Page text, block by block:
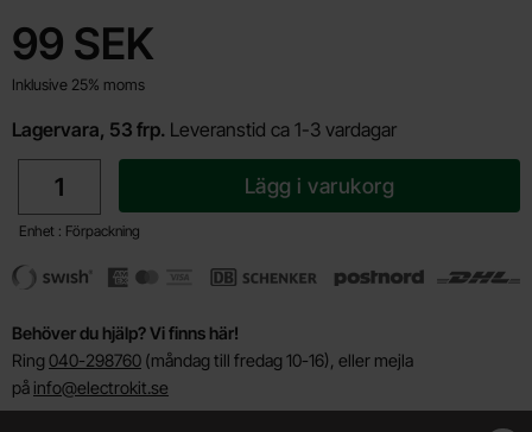
pris
99 SEK
Inklusive 25% moms
Lagervara, 53 frp. Leveranstid ca 1-3 vardagar
Enhet : Förpackning
Lägg i varukorg
Behöver du hjälp? Vi finns här!
Ring 040-298760 (måndag till fredag 10-16), eller mejla
på info@electrokit.se